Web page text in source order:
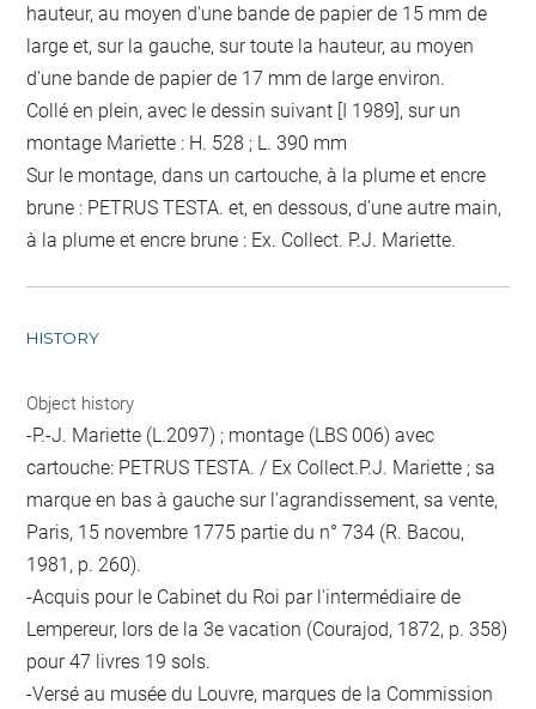
hauteur, au moyen d'une bande de papier de 15 mm de
large et, sur la gauche, sur toute la hauteur, au moyen
d'une bande de papier de 17 mm de large environ.
Collé en plein, avec le dessin suivant [I 1989], sur un
montage Mariette : H. 528 ; L. 390 mm
Sur le montage, dans un cartouche, à la plume et encre
brune : PETRUS TESTA. et, en dessous, d'une autre main,
à la plume et encre brune : Ex. Collect. P.J. Mariette.
HISTORY
Object history
-P.-J. Mariette (L.2097) ; montage (LBS 006) avec
cartouche: PETRUS TESTA. / Ex Collect.P.J. Mariette ; sa
marque en bas à gauche sur l'agrandissement, sa vente,
Paris, 15 novembre 1775 partie du n° 734 (R. Bacou,
1981, p. 260).
-Acquis pour le Cabinet du Roi par l'intermédiaire de
Lempereur, lors de la 3e vacation (Courajod, 1872, p. 358)
pour 47 livres 19 sols.
-Versé au musée du Louvre, marques de la Commission